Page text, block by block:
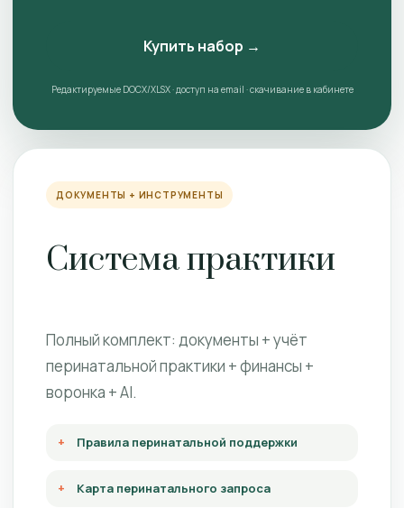
Купить набор →
Редактируемые DOCX/XLSX · доступ на email · скачивание в кабинете
ДОКУМЕНТЫ + ИНСТРУМЕНТЫ
Система практики
Полный комплект: документы + учёт
перинатальной практики + финансы +
воронка + AI.
Правила перинатальной поддержки
Карта перинатального запроса